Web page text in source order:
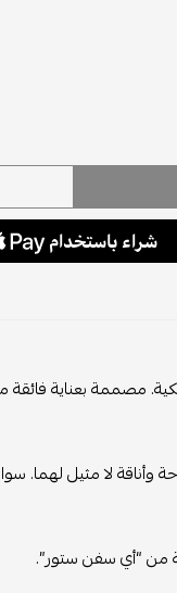
مصممة بعناية فائقة
وأناقة لا مثيل لهما.
من “أي سفن ستور”.